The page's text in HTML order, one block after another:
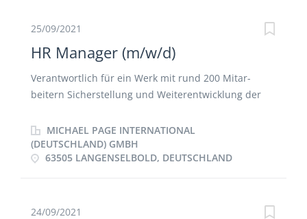
25/09/2021
HR Manager (m/w/d)
Verantwortlich für ein Werk mit rund 200 Mitar­
beitern Sicherstellung und Weiter­entwick­lung der
Beratung und Unter­stützung des Manage­ments
sowie der lokalen HR-Manager in allen HR-Kern­
prozessen Koordi­nation der Zusammenarbeit mit
von arbeits­rechtlichen Frage­stel­lungen
MICHAEL PAGE INTERNATIONAL
(DEUTSCHLAND) GMBH
63505 LANGENSELBOLD, DEUTSCHLAND
24/09/2021